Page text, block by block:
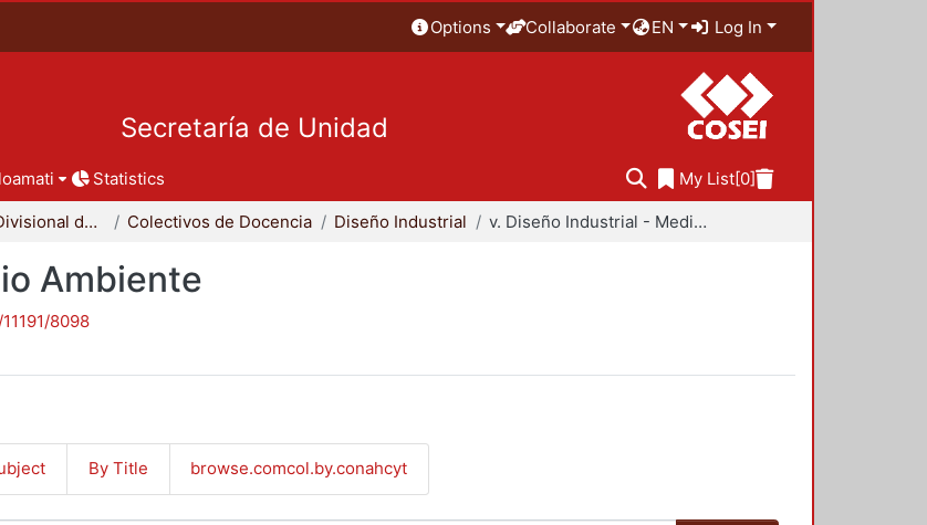
Options Collaborate EN Log In
Secretaría de Unidad
Statistics My List[0]
Coordinación Divisional de Docencia Colectivos de Docencia Diseño Industrial v. Diseño Industrial - Medio Ambiente
Ambiente
8098
By Title browse.comcol.by.conahcyt